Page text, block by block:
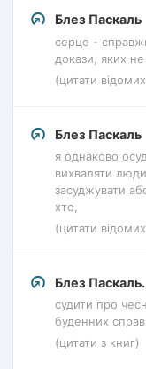
Блез Паскаль
серце -
докази, яких
(цитати
Блез Паскаль
я однаково
вихваляти
засуджувати
хто,
(цитати
Блез
судити про
буденних
(цитати з книг)